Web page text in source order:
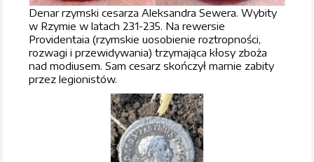
Denar rzymski cesarza Aleksandra Sewera. Wybity
w Rzymie w latach 231-235. Na rewersie
Providentaia (rzymskie uosobienie roztropności,
rozwagi i przewidywania) trzymająca kłosy zboża
nad modiusem. Sam cesarz skończył marnie zabity
przez legionistów.